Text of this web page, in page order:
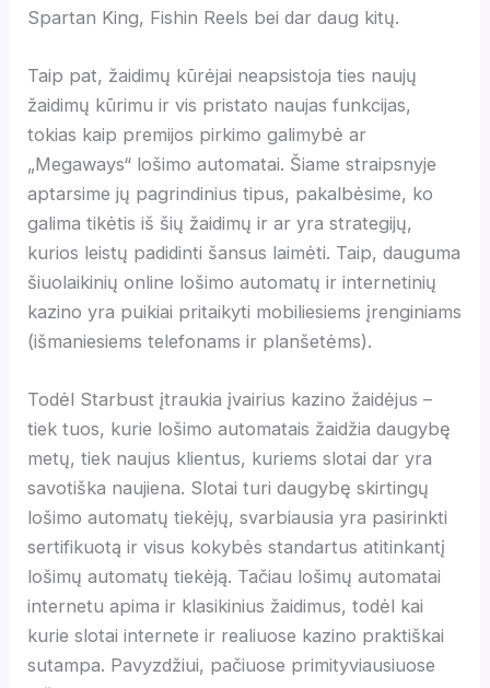
Spartan King, Fishin Reels bei dar daug kitų.
Taip pat, žaidimų kūrėjai neapsistoja ties naujų
žaidimų kūrimu ir vis pristato naujas funkcijas,
tokias kaip premijos pirkimo galimybė ar
„Megaways“ lošimo automatai. Šiame straipsnyje
aptarsime jų pagrindinius tipus, pakalbėsime, ko
galima tikėtis iš šių žaidimų ir ar yra strategijų,
kurios leistų padidinti šansus laimėti. Taip, dauguma
šiuolaikinių online lošimo automatų ir internetinių
kazino yra puikiai pritaikyti mobiliesiems įrenginiams
(išmaniesiems telefonams ir planšetėms).
Todėl Starbust įtraukia įvairius kazino žaidėjus –
tiek tuos, kurie lošimo automatais žaidžia daugybę
metų, tiek naujus klientus, kuriems slotai dar yra
savotiška naujiena. Slotai turi daugybę skirtingų
lošimo automatų tiekėjų, svarbiausia yra pasirinkti
sertifikuotą ir visus kokybės standartus atitinkantį
lošimų automatų tiekėją. Tačiau lošimų automatai
internetu apima ir klasikinius žaidimus, todėl kai
kurie slotai internete ir realiuose kazino praktiškai
sutampa. Pavyzdžiui, pačiuose primityviausiuose